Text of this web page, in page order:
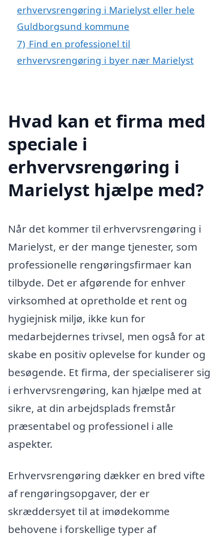
erhvervsrengøring i Marielyst eller hele
Guldborgsund kommune
7) Find en professionel til
erhvervsrengøring i byer nær Marielyst
Hvad kan et firma med
speciale i
erhvervsrengøring i
Marielyst hjælpe med?
Når det kommer til erhvervsrengøring i
Marielyst, er der mange tjenester, som
professionelle rengøringsfirmaer kan
tilbyde. Det er afgørende for enhver
virksomhed at opretholde et rent og
hygiejnisk miljø, ikke kun for
medarbejdernes trivsel, men også for at
skabe en positiv oplevelse for kunder og
besøgende. Et firma, der specialiserer sig
i erhvervsrengøring, kan hjælpe med at
sikre, at din arbejdsplads fremstår
præsentabel og professionel i alle
aspekter.
Erhvervsrengøring dækker en bred vifte
af rengøringsopgaver, der er
skræddersyet til at imødekomme
behovene i forskellige typer af